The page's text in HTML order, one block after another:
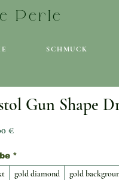
Perle
SCHMUCK
Gun Shape
€Preis
*
gold diamond gold